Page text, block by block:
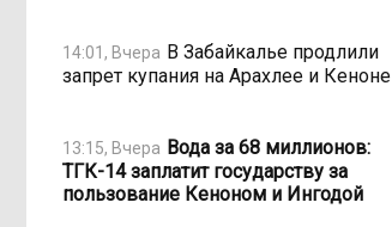
14:01, Вчера В Забайкалье продлили
запрет купания на Арахлее и Кеноне
13:15, Вчера Вода за 68 миллионов:
ТГК-14 заплатит государству за
пользование Кеноном и Ингодой